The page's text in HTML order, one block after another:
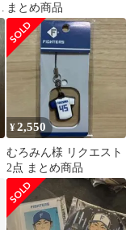
まとめ商品
¥2,550
むろみん様 リクエスト
2点 まとめ商品